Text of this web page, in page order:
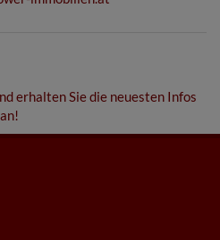
erhalten Sie die neuesten Infos